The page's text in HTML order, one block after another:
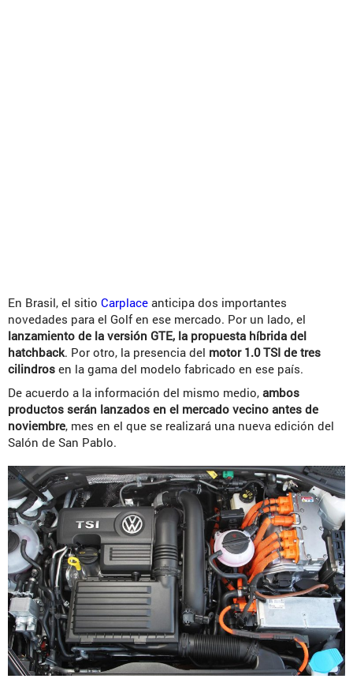
En Brasil, el sitio Carplace anticipa dos importantes
novedades para el Golf en ese mercado. Por un lado, el
lanzamiento de la versión GTE, la propuesta híbrida del
hatchback. Por otro, la presencia del motor 1.0 TSI de tres
cilindros en la gama del modelo fabricado en ese país.
De acuerdo a la información del mismo medio, ambos
productos serán lanzados en el mercado vecino antes de
noviembre, mes en el que se realizará una nueva edición del
Salón de San Pablo.